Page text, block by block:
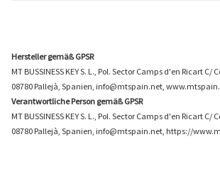
Hersteller gemäß GPSR
MT BUSSINESS KEY S. L., Pol. Sector Camps d'en Ricart C/
08780 Pallejà, Spanien, info@mtspain.net,
Verantwortliche Person gemäß GPSR
MT BUSSINESS KEY S. L., Pol. Sector Camps d'en Ricart C/
08780 Pallejà, Spanien, info@mtspain.net, https://